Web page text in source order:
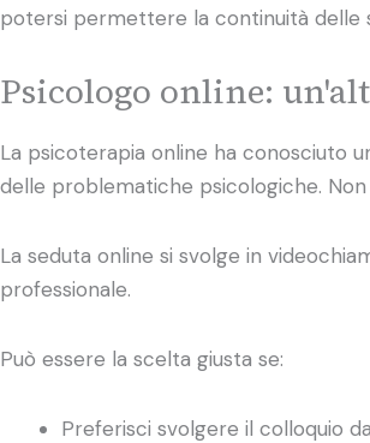
potersi permettere la continuità delle
Psicologo online:
La psicoterapia online ha conosciuto
delle problematiche psicologiche.
La seduta online si svolge in
professionale.
Può essere la scelta giusta se:
Preferisci svolgere il colloquio